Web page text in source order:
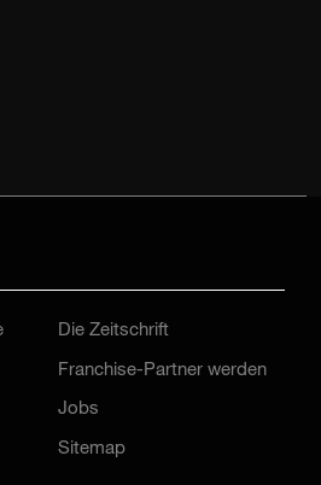
Die Zeitschrift
Franchise-Partner werden
Jobs
Sitemap